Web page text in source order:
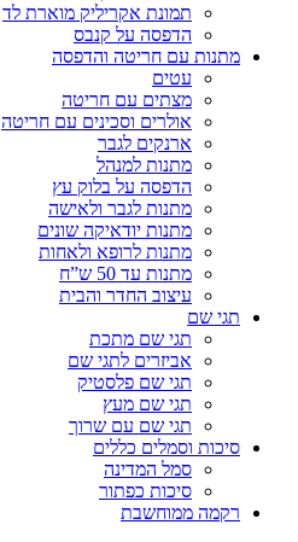
תמונת אקריליק מוארת לד
הדפסה על קנבס
מתנות עם חריטה והדפסה
עטים
מצתים עם חריטה
אולרים וסכינים עם חריטה
ארנקים לגבר
מתנות למנהל
הדפסה על בלוק עץ
מתנות לגבר ולאישה
מתנות יודאיקה שונים
מתנות לרופא ולאחות
מתנות עד 50 ש”ח
עיצוב החדר והבית
תגי שם
תגי שם מתכת
אביזרים לתגי שם
תגי שם פלסטיק
תגי שם מעץ
תגי שם עם שרוך
סיכות וסמלים כללים
סמל המדינה
סיכות כפתור
רקמה ממוחשבת